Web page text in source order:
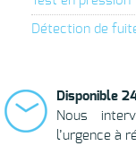
Détection de
Disponible
Nous
l’urgence à